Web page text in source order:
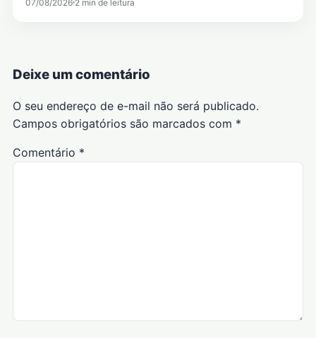
07/08/2026 2 min de leitura
Deixe um comentário
O seu endereço de e-mail não será publicado.
Campos obrigatórios são marcados com *
Comentário *